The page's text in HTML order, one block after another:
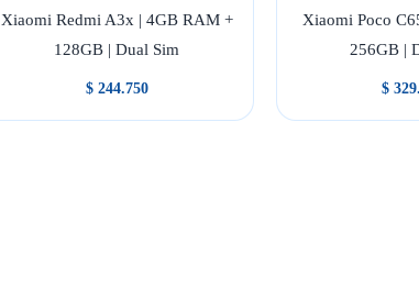
Xiaomi Redmi A3x | 4GB RAM +
128GB | Dual Sim
$244.750
Xiaomi Poco
256GB |
$